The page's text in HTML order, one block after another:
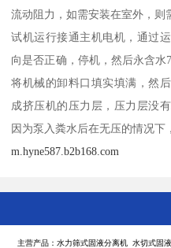
流动阻力，如需安装在室外，则
试机运行接通主机电机，通过
向是否正确，停机，然后永含
将机械的卸料口填实填满，然
成挤压机的压力层，压力层没
因为泵入粪水后在无压的情况下
m.hyne587.b2b168.com
主营产品：水力筛式固液分离机 水切式固